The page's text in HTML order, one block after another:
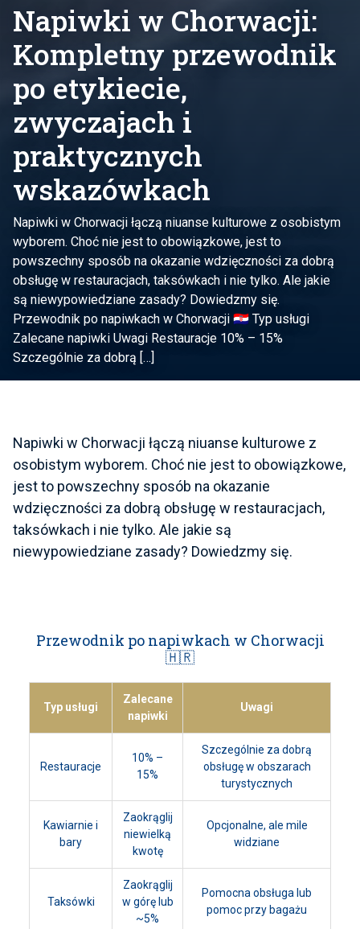
Napiwki w Chorwacji:
Kompletny przewodnik
po etykiecie,
zwyczajach i
praktycznych
wskazówkach
Napiwki w Chorwacji łączą niuanse kulturowe z osobistym
wyborem. Choć nie jest to obowiązkowe, jest to
powszechny sposób na okazanie wdzięczności za dobrą
obsługę w restauracjach, taksówkach i nie tylko. Ale jakie
są niewypowiedziane zasady? Dowiedzmy się.
Przewodnik po napiwkach w Chorwacji 🇭🇷 Typ usługi
Zalecane napiwki Uwagi Restauracje 10% – 15%
Szczególnie za dobrą […]
Napiwki w Chorwacji łączą niuanse kulturowe z
osobistym wyborem. Choć nie jest to obowiązkowe,
jest to powszechny sposób na okazanie
wdzięczności za dobrą obsługę w restauracjach,
taksówkach i nie tylko. Ale jakie są
niewypowiedziane zasady? Dowiedzmy się.
Przewodnik po napiwkach w Chorwacji
🇭🇷
Typ usługi
Zalecane
napiwki
Uwagi
Restauracje
10% –
15%
Szczególnie za dobrą
obsługę w obszarach
turystycznych
Kawiarnie i
bary
Zaokrąglij
niewielką
kwotę
Opcjonalne, ale mile
widziane
Taksówki
Zaokrąglij
w górę lub
~5%
Pomocna obsługa lub
pomoc przy bagażu